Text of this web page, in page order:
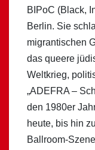
BIPoC (Black,
Berlin. Sie
migrantischen
das queere
Weltkrieg,
„ADEFRA –
den 1980er
heute, bis hin
Ballroom-